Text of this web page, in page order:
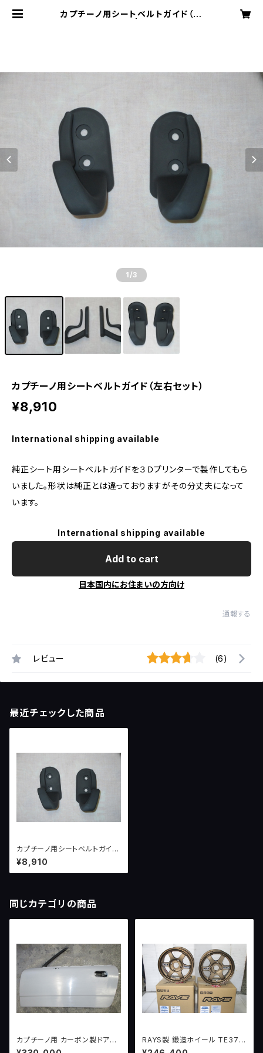
カプチーノ用シートベルトガイド（左
1 /3
カプチーノ用シートベルトガイド（左右セット）
¥8,910
International shipping available
純正シート用シートベルトガイドを３Ｄプリンターで製作してもら
いました。形状は純正とは違っておりますがその分丈夫になって
います。
International shipping available
Add to cart
日本国内にお住まいの方向け
通報する
レビュー (6)
最近チェックした商品
カプチーノ用シートベルトガイド
（左右セット）
¥8,910
同じカテゴリの商品
カプチーノ用 カーボン製ドアパ
ネル（両側）
RAYS製 鍛造ホイール TE37
ブロンズ 限定生産品 6.0J-14